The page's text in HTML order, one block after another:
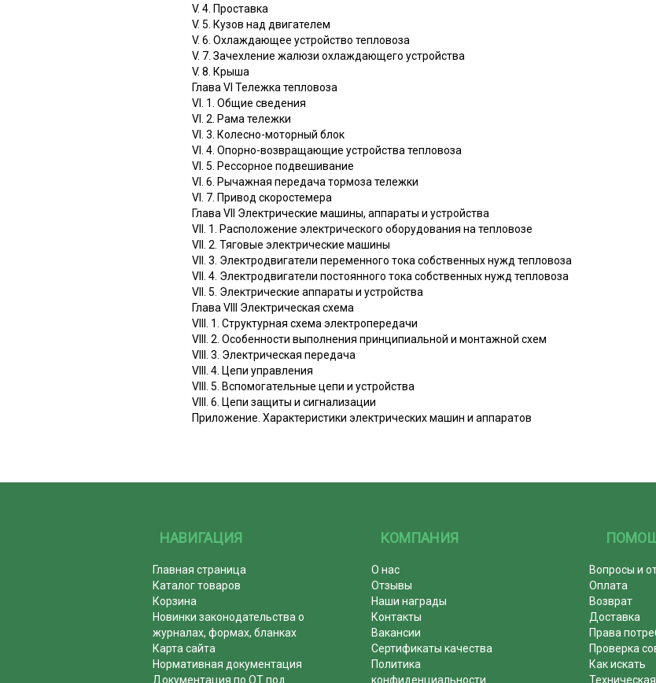
V. 4. Проставка
V. 5. Кузов над двигателем
V. 6. Охлаждающее устройство тепловоза
V. 7. Зачехление жалюзи охлаждающего устройства
V. 8. Крыша
Глава VI Тележка тепловоза
VI. 1. Общие сведения
VI. 2. Рама тележки
VI. 3. Колесно-моторный блок
VI. 4. Опорно-возвращающие устройства тепловоза
VI. 5. Рессорное подвешивание
VI. 6. Рычажная передача тормоза тележки
VI. 7. Привод скоростемера
Глава VII Электрические машины, аппараты и устройства
VII. 1. Расположение электрического оборудования на тепловозе
VII. 2. Тяговые электрические машины
VII. 3. Электродвигатели переменного тока собственных нужд тепловоза
VII. 4. Электродвигатели постоянного тока собственных нужд тепловоза
VII. 5. Электрические аппараты и устройства
Глава VIII Электрическая схема
VIII. 1. Структурная схема электропередачи
VIII. 2. Особенности выполнения принципиальной и монтажной схем
VIII. 3. Электрическая передача
VIII. 4. Цепи управления
VIII. 5. Вспомогательные цепи и устройства
VIII. 6. Цепи защиты и сигнализации
Приложение. Характеристики электрических машин и аппаратов
НАВИГАЦИЯ
Главная страница
Каталог товаров
Корзина
Новинки законодательства о
журналах, формах, бланках
Карта сайта
Нормативная документация
Документация по ОТ под
КОМПАНИЯ
О нас
Отзывы
Наши награды
Контакты
Вакансии
Сертификаты качества
Политика
конфиденциальности
Вопросы и
Оплата
Возврат
Доставка
Права
Проверка
Как искать